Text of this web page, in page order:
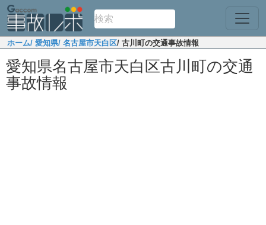
ホーム/ 愛知県/ 名古屋市天白区/ 古川町の交通事故情報
愛知県名古屋市天白区古川町の交通
事故情報